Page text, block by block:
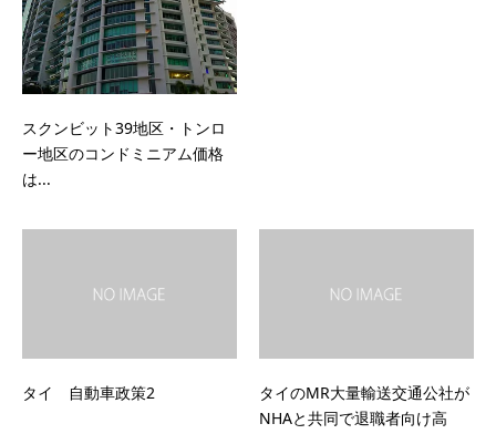
スクンビット39地区・トンロ
ー地区のコンドミニアム価格
は...
タイ 自動車政策2
タイのMR大量輸送交通公社が
NHAと共同で退職者向け高